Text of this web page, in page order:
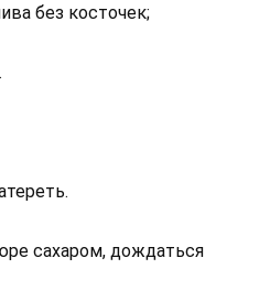
без косточек;
сахаром, дождаться